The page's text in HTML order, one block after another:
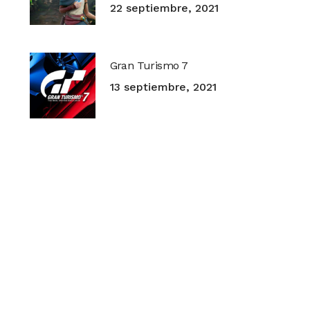
22 septiembre, 2021
Gran Turismo 7
13 septiembre, 2021